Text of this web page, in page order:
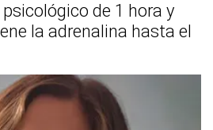
de 1 hora y
la adrenalina hasta el